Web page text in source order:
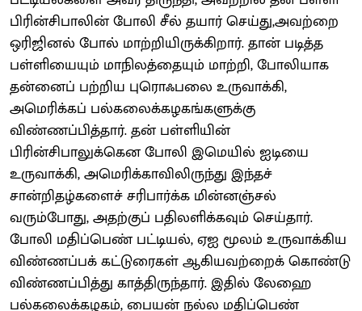
பிரின்சிபாலின் போலி சீல் தயார் செய்து,அவற்றை
ஒரிஜினல் போல் மாற்றியிருக்கிறார். தான் படித்த
பள்ளியையும் மாநிலத்தையும் மாற்றி, போலியாக
தன்னைப் பற்றிய புரொஃபலை உருவாக்கி,
அமெரிக்கப் பல்கலைக்கழகங்களுக்கு
விண்ணப்பித்தார். தன் பள்ளியின்
பிரின்சிபாலுக்கென போலி இமெயில் ஐடியை
உருவாக்கி, அமெரிக்காவிலிருந்து இந்தச்
சான்றிதழ்களைச் சரிபார்க்க மின்னஞ்சல்
வரும்போது, அதற்குப் பதிலளிக்கவும் செய்தார்.
போலி மதிப்பெண் பட்டியல், ஏஐ மூலம் உருவாக்கிய
விண்ணப்பக் கட்டுரைகள் ஆகியவற்றைக் கொண்டு
விண்ணப்பித்து காத்திருந்தார். இதில் லேஹை
பல்கலைக்கழகம், பையன் நல்ல மதிப்பெண்